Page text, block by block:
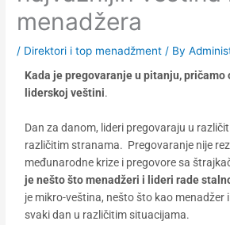
menadžera
/ Direktori i top menadžment / By
Kada je pregovaranje u pitanju, pričamo
liderskoj veštini.
Dan za danom, lideri pregovaraju u
različitim stranama. Pregovaranje nije
međunarodne krize i pregovore sa
je nešto što menadžeri i lideri rade
je mikro-veština, nešto što kao menadžer
svaki dan u različitim situacijama.